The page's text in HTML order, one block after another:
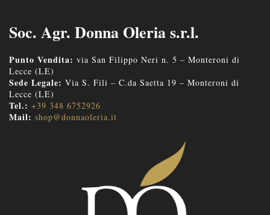
Soc. Agr. Donna Oleria s.r.l.
Punto Vendita: via San Filippo Neri n. 5 – Monteroni di
Lecce (LE)
Sede Legale: Via S. Fili – C.da Saetta 19 – Monteroni di
Lecce (LE)
Tel.: +39 348 6752926
Mail: shop@donnaoleria.it